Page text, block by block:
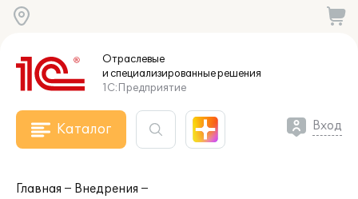
Отраслевые
и специализированныерешения
1С:Предприятие
Каталог Вход
Главная
Внедрения